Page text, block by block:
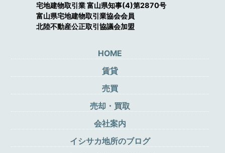
宅地建物取引業 富山県知事(4)第2870号
富山県宅地建物取引業協会会員
北陸不動産公正取引協議会加盟
HOME
賃貸
売買
売却・買取
会社案内
イシサカ地所のブログ